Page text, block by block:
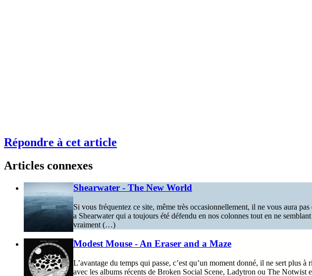
Répondre à cet article
Articles connexes
Shearwater - The New World
Si vous fréquentez ce site, même très occasionnellement, il ne vous aura
a Shearwater qui a toujours été défendu en nos colonnes tout en ne
vraiment (…)
Modest Mouse - An Eraser and a Maze
L’avantage du temps qui passe, c’est qu’un moment donné, il ne sert plus
avec les albums récents de Broken Social Scene, Ladytron ou The Notwist